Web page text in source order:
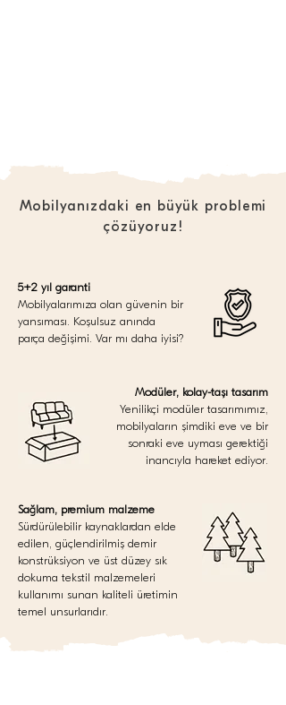
Mobilyanızdaki en büyük problemi
çözüyoruz!
5+2 yıl garanti
Mobilyalarımıza olan güvenin bir
yansıması. Koşulsuz anında
parça değişimi. Var mı daha iyisi?
Modüler, kolay-taşı tasarım
Yenilikçi modüler tasarımımız,
mobilyaların şimdiki eve ve bir
sonraki eve uyması gerektiği
inancıyla hareket ediyor.
Sağlam, premium malzeme
Sürdürülebilir kaynaklardan elde
edilen, güçlendirilmiş demir
konstrüksiyon ve üst düzey sık
dokuma tekstil malzemeleri
kullanımı sunan kaliteli üretimin
temel unsurlarıdır.